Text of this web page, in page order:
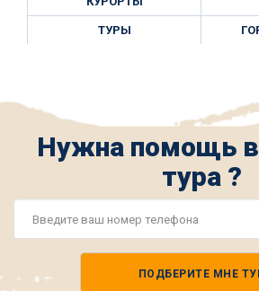
ТУРЫ
Нужна помощь
тура ?
ПОДБЕРИТЕ МНЕ